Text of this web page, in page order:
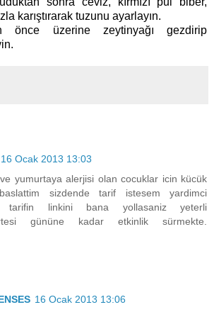
karıştırarak tuzunu ayarlayın.
önce üzerine zeytinyağı gezdirip
16 Ocak 2013 13:03
yumurtaya alerjisi olan cocuklar icin kücük
sizdende tarif istesem yardimci
tarifin linkini bana yollasaniz yeterli
gününe kadar etkinlik sürmekte.
16 Ocak 2013 13:06